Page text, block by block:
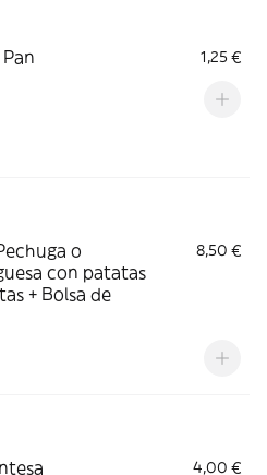
1,25 €
o
con patatas
+ Bolsa de
8,50 €
4,00 €